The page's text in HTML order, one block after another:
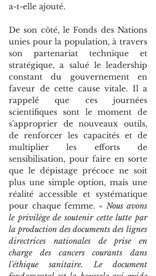
a-t-elle ajouté.
De son côté, le Fonds des Nations
unies pour la population, à travers
son partenariat technique et
stratégique, a salué le leadership
constant du gouvernement en
faveur de cette cause vitale. Il a
rappelé que ces journées
scientifiques sont le moment de
s'approprier de nouveaux outils,
de renforcer les capacités et de
multiplier les efforts de
sensibilisation, pour faire en sorte
que le dépistage précoce ne soit
plus une simple option, mais une
réalité accessible et systématique
pour chaque femme. « Nous avons
le privilège de soutenir cette lutte par
la production des documents des lignes
directrices nationales de prise en
charge des cancers courants dans
l'éthique sanitaire. Le document